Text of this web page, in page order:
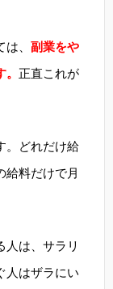
、 副業をや
正直これが
。どれだけ給
給料だけで月
人は、サラリ
人はザラにい